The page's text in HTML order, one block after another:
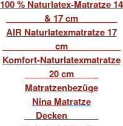
100 % Naturlatex-Matratze 14
& 17 cm
AIR Naturlatexmatratze 17
cm
Komfort-Naturlatexmatratze
20 cm
Matratzenbezüge
Nina Matratze
Decken